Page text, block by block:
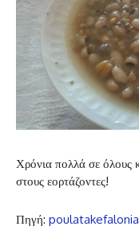
Χρόνια πολλά σε όλους
στους εορτάζοντες!
Πηγή: